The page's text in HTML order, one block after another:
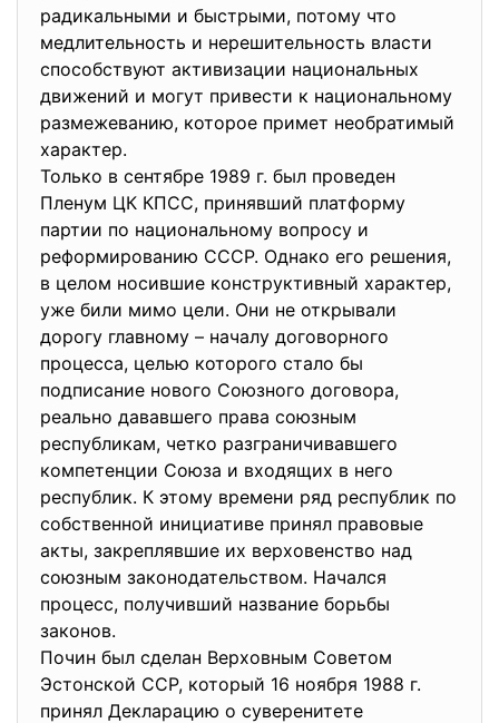
радикальными и быстрыми, потому что
медлительность и нерешительность власти
способствуют активизации национальных
движений и могут привести к национальному
размежеванию, которое примет необратимый
характер.
Только в сентябре 1989 г. был проведен
Пленум ЦК КПСС, принявший платформу
партии по национальному вопросу и
реформированию СССР. Однако его решения,
в целом носившие конструктивный характер,
уже били мимо цели. Они не открывали
дорогу главному – началу договорного
процесса, целью которого стало бы
подписание нового Союзного договора,
реально дававшего права союзным
республикам, четко разграничивавшего
компетенции Союза и входящих в него
республик. К этому времени ряд республик по
собственной инициативе принял правовые
акты, закреплявшие их верховенство над
союзным законодательством. Начался
процесс, получивший название борьбы
законов.
Почин был сделан Верховным Советом
Эстонской ССР, который 16 ноября 1988 г.
принял Декларацию о суверенитете